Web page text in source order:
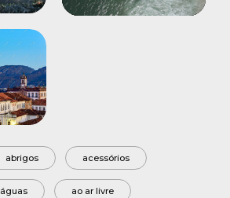
Mute Settings
abrigos acessórios
águas ao ar livre